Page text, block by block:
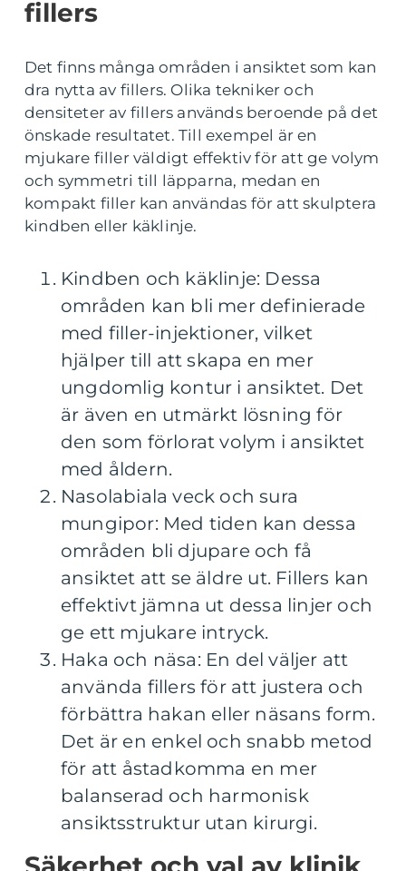
fillers
Det finns många områden i ansiktet som kan
dra nytta av fillers. Olika tekniker och
densiteter av fillers används beroende på det
önskade resultatet. Till exempel är en
mjukare filler väldigt effektiv för att ge volym
och symmetri till läpparna, medan en
kompakt filler kan användas för att skulptera
kindben eller käklinje.
Kindben och käklinje: Dessa
områden kan bli mer definierade
med filler-injektioner, vilket
hjälper till att skapa en mer
ungdomlig kontur i ansiktet. Det
är även en utmärkt lösning för
den som förlorat volym i ansiktet
med åldern.
Nasolabiala veck och sura
mungipor: Med tiden kan dessa
områden bli djupare och få
ansiktet att se äldre ut. Fillers kan
effektivt jämna ut dessa linjer och
ge ett mjukare intryck.
Haka och näsa: En del väljer att
använda fillers för att justera och
förbättra hakan eller näsans form.
Det är en enkel och snabb metod
för att åstadkomma en mer
balanserad och harmonisk
ansiktsstruktur utan kirurgi.